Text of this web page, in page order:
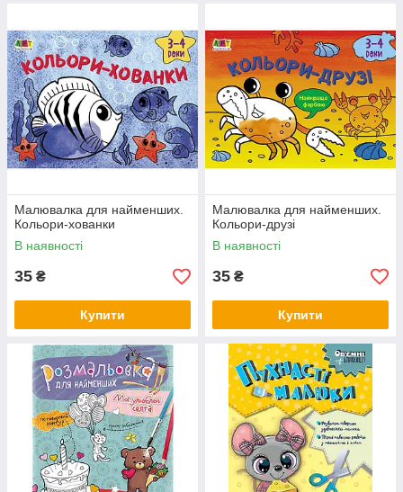
Малювалка для найменших.
Кольори-хованки
В наявності
35 ₴
Купити
Малювалка для найменших.
Кольори-друзі
В наявності
35 ₴
Купити